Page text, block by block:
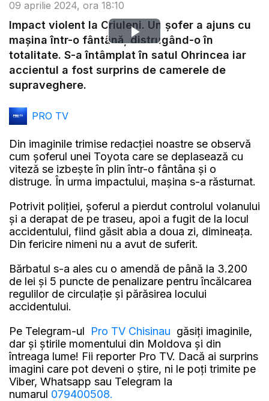
09 aprilie 2024, ora 18:10
Play
Video
Impact violent la Criuleni. Un șofer a ajuns cu
mașina într-o fântână, distrugând-o în
totalitate. S-a întâmplat în satul Ohrincea iar
accientul a fost surprins de camerele de
supraveghere.
PRO TV
Din imaginile trimise redacției noastre se observă
cum șoferul unei Toyota care se deplasează cu
viteză se izbește în plin într-o fântâna și o
distruge. În urma impactului, mașina s-a răsturnat.
Potrivit poliției, șoferul a pierdut controlul volanului
și a derapat de pe traseu, apoi a fugit de la locul
accidentului, fiind găsit abia a doua zi, dimineața.
Din fericire nimeni nu a avut de suferit.
Bărbatul s-a ales cu o amendă de până la 3.200
de lei și 5 puncte de penalizare pentru încălcarea
regulilor de circulație și părăsirea locului
accidentului.
Pe Telegram-ul Pro TV Chisinau găsiți imaginile,
dar și știrile momentului din Moldova și din
întreaga lume! Fii reporter Pro TV. Dacă ai surprins
imagini care pot deveni o știre, ni le poți trimite pe
Viber, Whatsapp sau Telegram la
numarul 079400508.